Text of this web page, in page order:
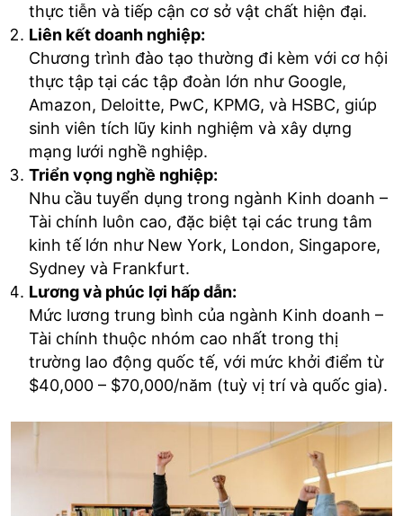
thực tiễn và tiếp cận cơ sở vật chất hiện đại.
Liên kết doanh nghiệp:
Chương trình đào tạo thường đi kèm với cơ hội
thực tập tại các tập đoàn lớn như Google,
Amazon, Deloitte, PwC, KPMG, và HSBC, giúp
sinh viên tích lũy kinh nghiệm và xây dựng
mạng lưới nghề nghiệp.
Triển vọng nghề nghiệp:
Nhu cầu tuyển dụng trong ngành Kinh doanh –
Tài chính luôn cao, đặc biệt tại các trung tâm
kinh tế lớn như New York, London, Singapore,
Sydney và Frankfurt.
Lương và phúc lợi hấp dẫn:
Mức lương trung bình của ngành Kinh doanh –
Tài chính thuộc nhóm cao nhất trong thị
trường lao động quốc tế, với mức khởi điểm từ
$40,000 – $70,000/năm (tuỳ vị trí và quốc gia).